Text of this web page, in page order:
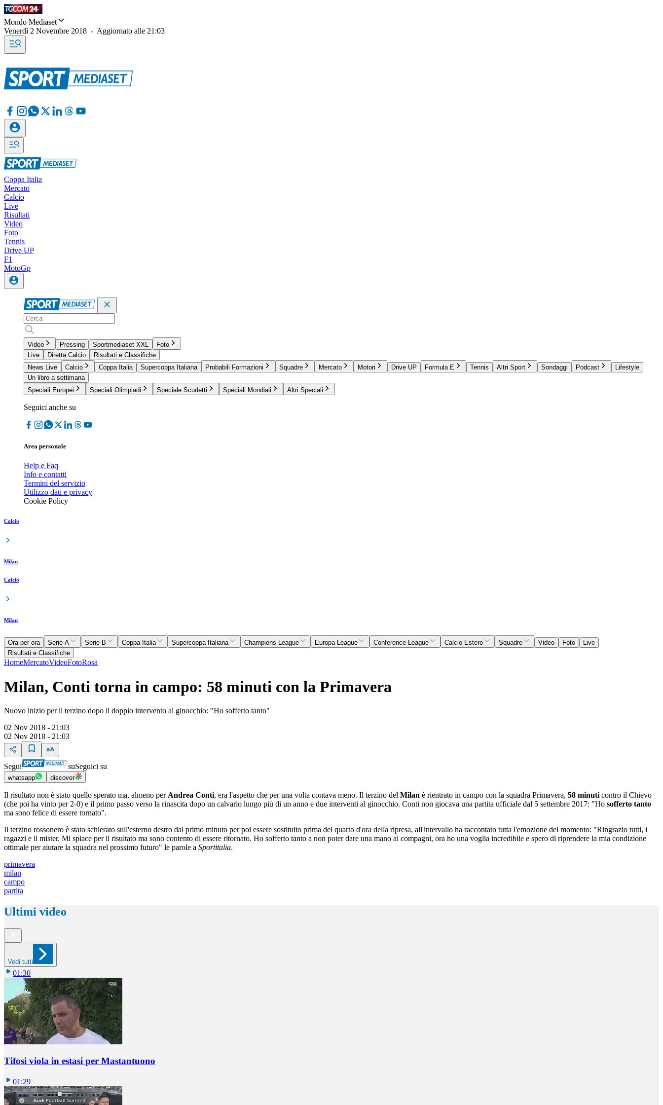
Mondo Mediaset
Venerdì 2 Novembre 2018 - Aggiornato alle 21:03
Coppa Italia
Mercato
Calcio
Live
Risultati
Video
Foto
Tennis
Drive UP
F1
MotoGp
Video Pressing Sportmediaset XXL
Foto
Live
Diretta Calcio
Risultati e Classifiche
News Live
Calcio Coppa Italia Supercoppa Italiana Probabili Formazioni Squadre Mercato Motori Drive UP Formula E Tennis Altri Sport Sondaggi Podcast
Lifestyle
Un libro a settimana
Speciali Europei
Speciali Olimpiadi Speciale Scudetti Speciali Mondiali Altri Speciali
Seguici anche su
Area personale
Help e Faq
Info e contatti
Termini del servizio
Utilizzo dati e privacy
Cookie Policy
Calcio
Milan
Calcio
Milan
Ora per ora Serie A Serie B Coppa Italia Supercoppa Italiana Champions League Europa League Conference League Calcio Estero Squadre Video Foto
Live
Risultati e Classifiche
HomeMercatoVideoFotoRosa
Milan, Conti torna in campo: 58 minuti con la Primavera
Nuovo inizio per il terzino dopo il doppio intervento al ginocchio: "Ho sofferto tanto"
02 Nov 2018 - 21:03
02 Nov 2018 - 21:03
Segui suSeguici su
whatsapp discover
Il risultato non è stato quello sperato ma, almeno per Andrea Conti, era l'aspetto che per una volta contava meno. Il terzino del Milan è rientrato in campo con la squadra Primavera, 58 minuti contro il Chievo
(che poi ha vinto per 2-0) e il primo passo verso la rinascita dopo un calvario lungo più di un anno e due interventi al ginocchio. Conti non giocava una partita ufficiale dal 5 settembre 2017: "Ho sofferto tanto
ma sono felice di essere tornato".
Il terzino rossonero è stato schierato sull'esterno destro dal primo minuto per poi essere sostituito prima del quarto d'ora della ripresa, all'intervallo ha raccontato tutta l'emozione del momento: "Ringrazio tutti, i
ragazzi e il mister. Mi spiace per il risultato ma sono contento di essere ritornato. Ho sofferto tanto a non poter dare una mano ai compagni, ora ho una voglia incredibile e spero di riprendere la mia condizione
ottimale per aiutare la squadra nel prossimo futuro" le parole a Sportitalia.
primavera
milan
campo
partita
Ultimi video
Vedi tutti
01:30
Tifosi viola in estasi per Mastantuono
01:29